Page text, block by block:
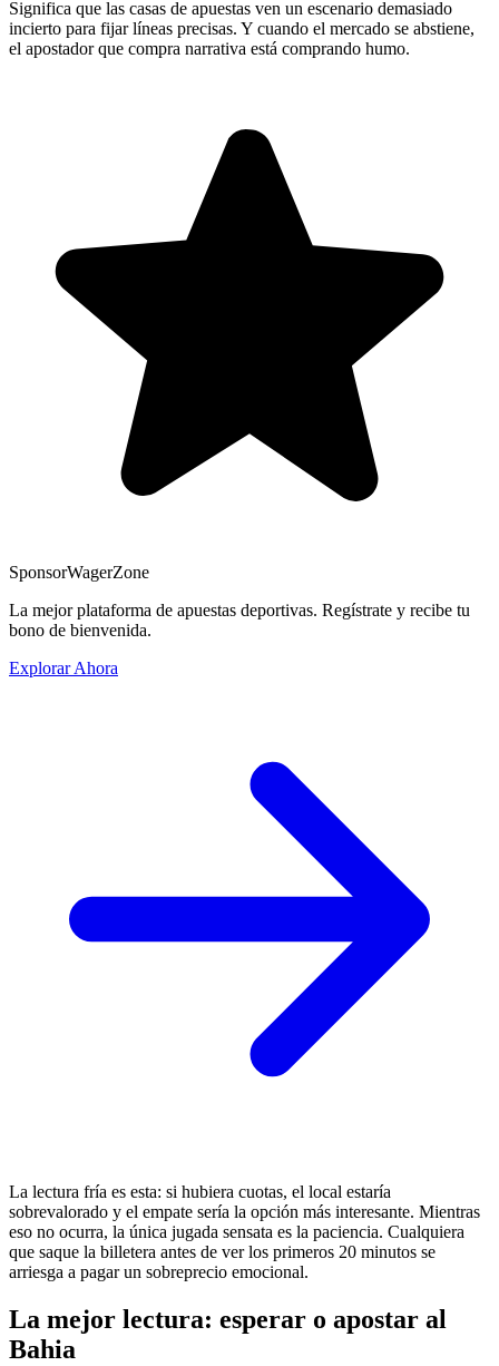
Significa que las casas de apuestas ven un escenario demasiado
incierto para fijar líneas precisas. Y cuando el mercado se abstiene,
el apostador que compra narrativa está comprando humo.
SponsorWagerZone
La mejor plataforma de apuestas deportivas. Regístrate y recibe tu
bono de bienvenida.
Explorar Ahora
La lectura fría es esta: si hubiera cuotas, el local estaría
sobrevalorado y el empate sería la opción más interesante. Mientras
eso no ocurra, la única jugada sensata es la paciencia. Cualquiera
que saque la billetera antes de ver los primeros 20 minutos se
arriesga a pagar un sobreprecio emocional.
La mejor lectura: esperar o apostar al
Bahia